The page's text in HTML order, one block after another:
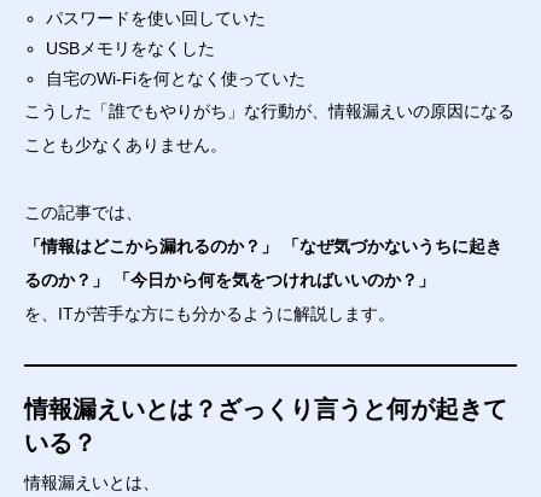
パスワードを使い回していた
USBメモリをなくした
自宅のWi-Fiを何となく使っていた
こうした「誰でもやりがち」な行動が、情報漏えいの原因になる
ことも少なくありません。
この記事では、
「情報はどこから漏れるのか？」 「なぜ気づかないうちに起き
るのか？」 「今日から何を気をつければいいのか？」
を、ITが苦手な方にも分かるように解説します。
情報漏えいとは？ざっくり言うと何が起きて
いる？
情報漏えいとは、